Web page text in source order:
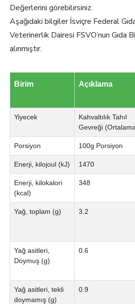
Değerlerini görebilirsiniz.
Aşağıdaki bilgiler İsviçre Federal
Veterinerlik Dairesi FSVO’nun Gıda
alınmıştır.
Birim Açıklama
Yiyecek
Kahvaltılık Tahıl
Gevreği
Porsiyon 100g Porsiyon
Enerji, kilojoul (kJ) 1470
Enerji, kilokalori
(kcal)
348
Yağ, toplam (g) 3.2
Yağ asitleri,
Doymuş (g)
0.6
Yağ asitleri, tekli
doymamış (g)
0.9